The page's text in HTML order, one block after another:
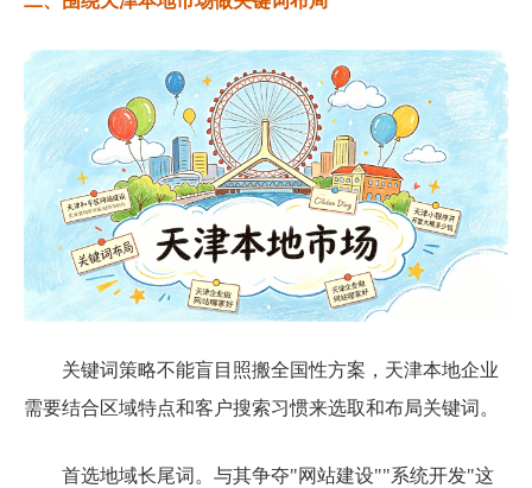
关键词策略不能盲目照搬全国性方案，天津本地企业
需要结合区域特点和客户搜索习惯来选取和布局关键词。
首选地域长尾词。与其争夺"网站建设""系统开发"这